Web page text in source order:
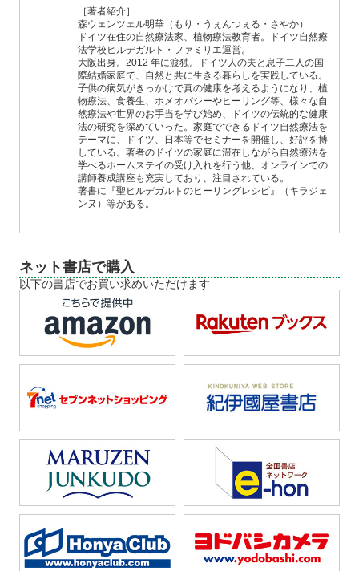
［著者紹介］
森ウェンツェル明華（もり・うぇんつぇる・さやか）
ドイツ在住の自然療法家、植物療法教育者。ドイツ自然療
法学校ヒルデガルト・ファミリエ運営。
大阪出身。2012 年に渡独。ドイツ人の夫と息子二人の国
際結婚家庭で、自然と共に生きる暮らしを実践している。
子供の病気がきっかけで真の健康を考えるようになり、植
物療法、食養生、ホメオパシーやヒーリング等、様々な自
然療法や世界のお手当を学び始め、ドイツの伝統的な健康
法の研究を深めていった。家庭でできるドイツ自然療法を
テーマに、ドイツ、日本等でセミナーを開催し、好評を博
している。著者のドイツの家庭に滞在しながら自然療法を
学べるホームステイの受け入れを行う他、オンラインでの
講師養成講座も充実しており、注目されている。
著書に『聖ヒルデガルトのヒーリングレシピ』（キラジェ
ンヌ）等がある。
ネット書店で購入
以下の書店でお買い求めいただけます